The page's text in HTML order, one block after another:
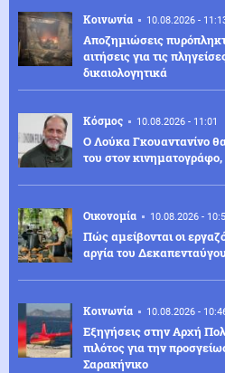
Κοινωνία 10.08.2026 -
Αποζημιώσεις
αιτήσεις για τις
δικαιολογητικά
Κόσμος 10.08.2026 - 11:01
Ο Λούκα Γκουαντανίνο
του στον
Οικονομία 10.08.2026 -
Πώς αμείβονται οι
αργία του
Κοινωνία 10.08.2026 -
Εξηγήσεις στην Αρχή
πιλότος για την
Σαρακήνικο